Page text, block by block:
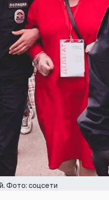
Фото: соцсети